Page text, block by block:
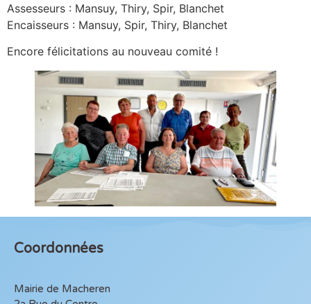
Assesseurs : Mansuy, Thiry, Spir, Blanchet
Encaisseurs : Mansuy, Spir, Thiry, Blanchet
Encore félicitations au nouveau comité !
Coordonnées
Mairie de Macheren